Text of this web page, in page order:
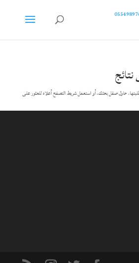
حاول صقل بحثك، أو استعمل شريط التصفح أعلاه للعثور على